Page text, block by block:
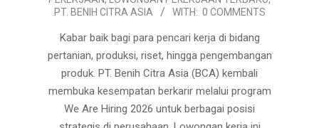
PT. BENIH CITRA ASIA
WITH: 0 COMMENTS
Kabar baik bagi para pencari kerja di bidang
pertanian, produksi, riset, hingga pengembangan
produk. PT. Benih Citra Asia (BCA) kembali
membuka kesempatan berkarir melalui program
We Are Hiring 2026 untuk berbagai posisi